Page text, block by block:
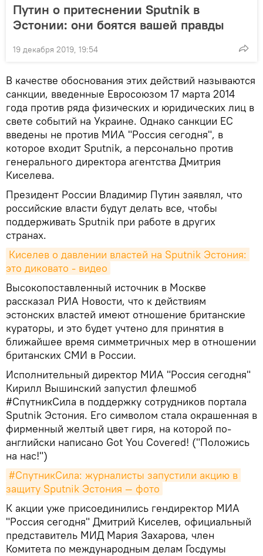
Путин о притеснении Sputnik в
Эстонии: они боятся вашей правды
19 декабря 2019, 19:54
В качестве обоснования этих действий называются
санкции, введенные Евросоюзом 17 марта 2014
года против ряда физических и юридических лиц в
свете событий на Украине. Однако санкции ЕС
введены не против МИА "Россия сегодня", в
которое входит Sputnik, а персонально против
генерального директора агентства Дмитрия
Киселева.
Президент России Владимир Путин заявлял, что
российские власти будут делать все, чтобы
поддерживать Sputnik при работе в других
странах.
Киселев о давлении властей на Sputnik Эстония:
это диковато - видео
Высокопоставленный источник в Москве
рассказал РИА Новости, что к действиям
эстонских властей имеют отношение британские
кураторы, и это будет учтено для принятия в
ближайшее время симметричных мер в отношении
британских СМИ в России.
Исполнительный директор МИА "Россия сегодня"
Кирилл Вышинский запустил флешмоб
#СпутникСила в поддержку сотрудников портала
Sputnik Эстония. Его символом стала окрашенная в
фирменный желтый цвет гиря, на которой по-
английски написано Got You Covered! ("Положись
на нас!")
#СпутникСила: журналисты запустили акцию в
защиту Sputnik Эстония — фото
К акции уже присоединились гендиректор МИА
"Россия сегодня" Дмитрий Киселев, официальный
представитель МИД Мария Захарова, член
Комитета по международным делам Госдумы